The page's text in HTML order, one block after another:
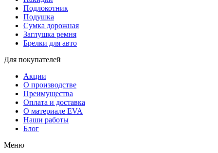
Подлокотник
Подушка
Сумка дорожная
Заглушка ремня
Брелки для авто
Для покупателей
Акции
О производстве
Преимущества
Оплата и доставка
О материале EVA
Наши работы
Блог
Меню